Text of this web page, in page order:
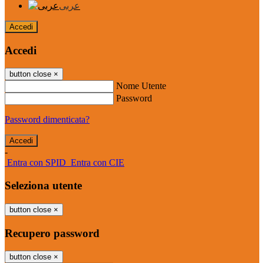
عربى
Accedi
Accedi
button close ×
Nome Utente
Password
Password dimenticata?
-
Entra con SPID Entra con CIE
Seleziona utente
button close ×
Recupero password
button close ×